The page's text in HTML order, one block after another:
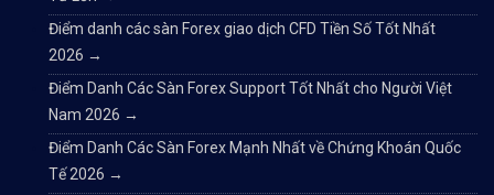
Điểm danh các sàn Forex giao dịch CFD Tiền Số Tốt Nhất
2026 →
Điểm Danh Các Sàn Forex Support Tốt Nhất cho Người Việt
Nam 2026 →
Điểm Danh Các Sàn Forex Mạnh Nhất về Chứng Khoán Quốc
Tế 2026 →